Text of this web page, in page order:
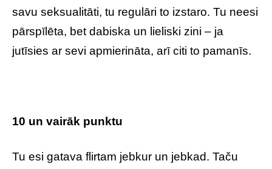
savu seksualitāti, tu regulāri to izstaro. Tu neesi
pārspīlēta, bet dabiska un lieliski zini – ja
jutīsies ar sevi apmierināta, arī citi to pamanīs.
10 un vairāk punktu
Tu esi gatava flirtam jebkur un jebkad. Taču